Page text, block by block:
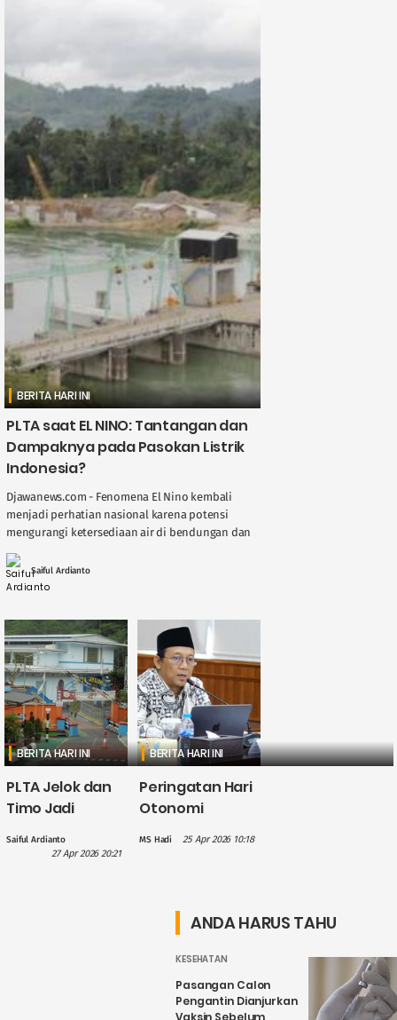
BERITA HARI INI
PLTA saat EL NINO: Tantangan dan
Dampaknya pada Pasokan Listrik
Indonesia?
Djawanews.com - Fenomena El Nino kembali
menjadi perhatian nasional karena potensi
mengurangi ketersediaan air di bendungan dan
Pembangkit Listrik Tenaga Air ( ....
Saiful Ardianto
BERITA HARI INI
PLTA Jelok dan
Timo Jadi
dalam
Saiful Ardianto
27 Apr 2026 20:21
BERITA HARI INI
Peringatan Hari
Otonomi
Hilmy: Hak
Sekadar
Wacana
MS Hadi 25 Apr 2026 10:18
ANDA HARUS TAHU
KESEHATAN
Pasangan Calon
Pengantin Dianjurkan